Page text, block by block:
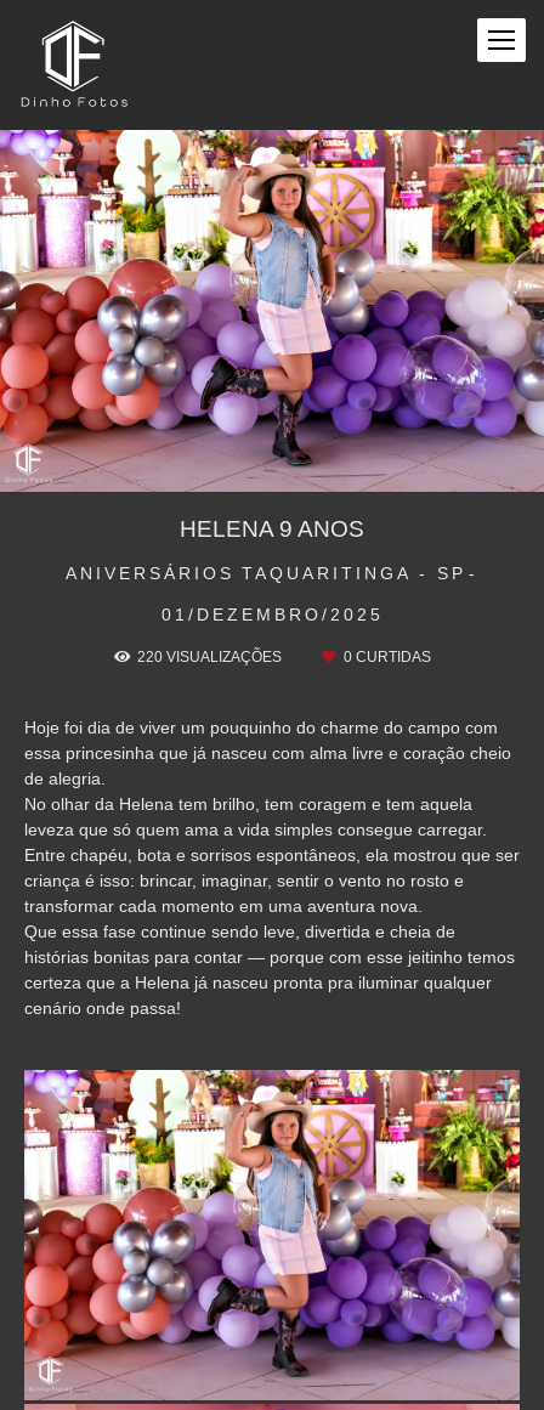
ANIVERSÁRIOS TAQUARITINGA - SP
01/DEZEMBRO/2025
HELENA 9 ANOS
220VISUALIZAÇÕES 0CURTIDAS
Hoje foi dia de viver um pouquinho do charme do campo com
essa princesinha que já nasceu com alma livre e coração cheio
de alegria.
No olhar da Helena tem brilho, tem coragem e tem aquela
leveza que só quem ama a vida simples consegue carregar.
Entre chapéu, bota e sorrisos espontâneos, ela mostrou que ser
criança é isso: brincar, imaginar, sentir o vento no rosto e
transformar cada momento em uma aventura nova.
Que essa fase continue sendo leve, divertida e cheia de
histórias bonitas para contar — porque com esse jeitinho temos
certeza que a Helena já nasceu pronta pra iluminar qualquer
cenário onde passa!